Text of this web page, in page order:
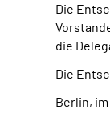
Die
die
Die
Berlin,